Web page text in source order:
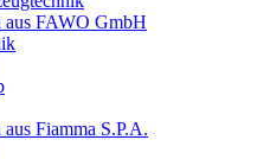
aus FAWO GmbH
Fiamma S.P.A.